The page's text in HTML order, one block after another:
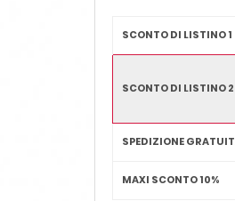
SCONTO DI LISTINO 1
SCONTO DI LISTINO 2
SPEDIZIONE
MAXI SCONTO 10%